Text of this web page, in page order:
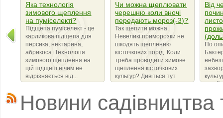
Яка технологія
зимового щеплення
на пуміселекті?
Підщепа пуміселект - це
карликова підщепа для
персика, нектарина,
абрикоса. Технологія
зимового щеплення на
цій підщепі нічим не
відрізняється від...
Чи можна щеплювати
черешню коли вночі
передають мороз(-3)?
Так щепити можна.
Невеликі приморозки не
шкодять щепленню
кісточкових порід. Коли
треба проводити зимове
щеплення кісточкових
культур? Дивіться тут
Від
По
Новини садівництва